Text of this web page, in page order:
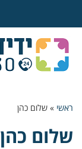
ראשי » שלום כהן
שלום כהן